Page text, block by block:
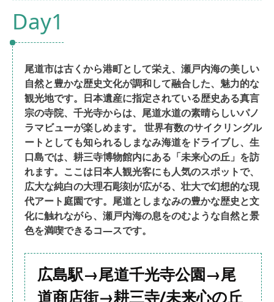
Day1
尾道市は古くから港町として栄え、瀬戸内海の美しい
自然と豊かな歴史文化が調和して融合した、魅力的な
観光地です。日本遺産に指定されている歴史ある真言
宗の寺院、千光寺からは、尾道水道の素晴らしいパノ
ラマビューが楽しめます。 世界有数のサイクリングル
ートとしても知られるしまなみ海道をドライブし、生
口島では、耕三寺博物館内にある「未来心の丘」を訪
れます。ここは日本人観光客にも人気のスポットで、
広大な純白の大理石彫刻が広がる、壮大で幻想的な現
代アート庭園です。尾道としまなみの豊かな歴史と文
化に触れながら、瀬戸内海の息をのむような自然と景
色を満喫できるコ―スです。
広島駅→尾道千光寺公園→尾
道商店街→耕三寺/未来心の丘